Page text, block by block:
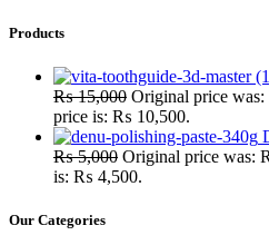
Products
₨15,000 Original price
price is: ₨ 10,500.
₨5,000 Original price was:
is: ₨ 4,500.
Our Categories